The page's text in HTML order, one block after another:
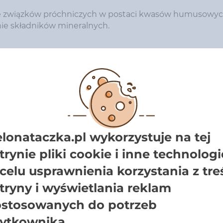
próchniczych w postaci kwasów
składników mineralnych.
i składniki pokarmowe: azot(N) min. 0,02%(m/m),
(m/m), magnez (MgO) min. 0,05% (m/m), wapń (CaO)
min. 15,0 mg/kg, cynk (Zn) min. 3,0 mg/kg, miedź
wodę i odchylając zabezpieczenie przekręcić
wykorzystuje na tej
pliki cookie i inne
usprawnienia korzystania z
i wyświetlania reklam
do potrzeb